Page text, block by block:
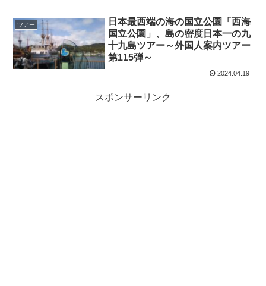
ツアー
日本最西端の海の国立公園「西海
国立公園」、島の密度日本一の九
十九島ツアー～外国人案内ツアー
第115弾～
2024.04.19
スポンサーリンク